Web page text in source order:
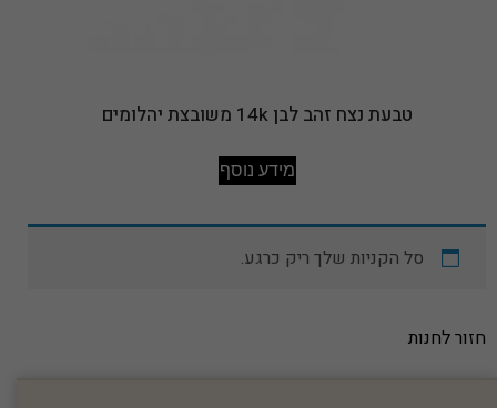
טבעת נצח זהב לבן 14k משובצת יהלומים
מידע נוסף
סל הקניות שלך ריק כרגע.
חזור לחנות